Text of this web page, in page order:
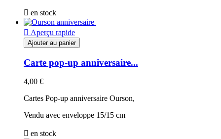
 en stock
 Aperçu rapide
Ajouter au panier
Carte pop-up anniversaire...
4,00 €
Cartes Pop-up anniversaire Ourson,
Vendu avec enveloppe 15/15 cm
 en stock